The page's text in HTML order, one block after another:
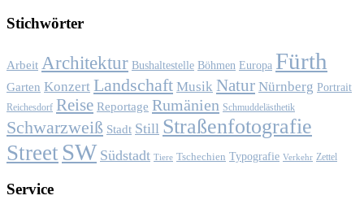
Stich­wör­ter
Arbeit Architektur Bushaltestelle Böhmen Europa Fürth
Garten Konzert Landschaft Musik Natur Nürnberg Portrait
Reichesdorf Reise Reportage Rumänien Schmuddelästhetik
Schwarzweiß Stadt Still Straßenfotografie
Street SW Südstadt Tiere Tschechien Typografie Verkehr Zettel
Ser­vice